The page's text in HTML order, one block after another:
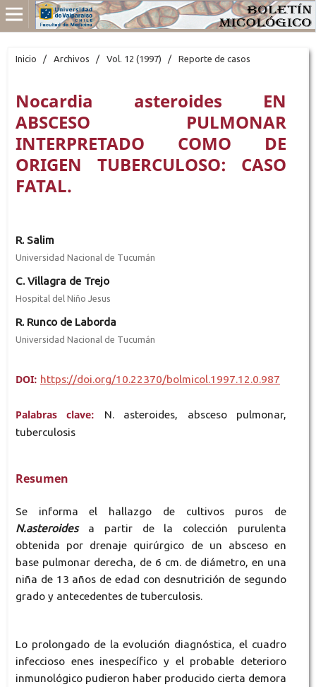
Inicio / Archivos / Vol. 12 (1997) / Reporte de casos
Nocardia asteroides EN
ABSCESO PULMONAR
INTERPRETADO COMO DE
ORIGEN TUBERCULOSO: CASO
FATAL.
R. Salim
Universidad Nacional de Tucumán
C. Villagra de Trejo
Hospital del Niño Jesus
R. Runco de Laborda
Universidad Nacional de Tucumán
DOI: https://doi.org/10.22370/bolmicol.1997.12.0.987
Palabras clave:
N. asteroides, absceso pulmonar,
tuberculosis
Resumen
Se informa el hallazgo de cultivos puros de
N.asteroidesa partir de la colección purulenta
obtenida por drenaje quirúrgico de un absceso en
base pulmonar derecha, de 6 cm. de diámetro, en una
niña de 13 años de edad con desnutrición de segundo
grado y antecedentes de tuberculosis.
Lo prolongado de la evolución diagnóstica, el cuadro
infeccioso enes inespecífico y el probable deterioro
inmunológico pudieron haber producido cierta demora